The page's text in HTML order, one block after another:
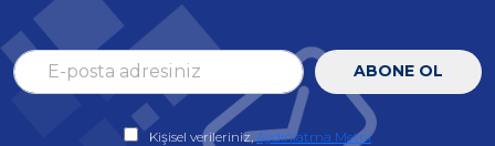
ABONE OL
Kişisel verileriniz,Aydınlatma Metni